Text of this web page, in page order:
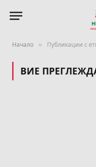
Начало » Публикации с
ВИЕ